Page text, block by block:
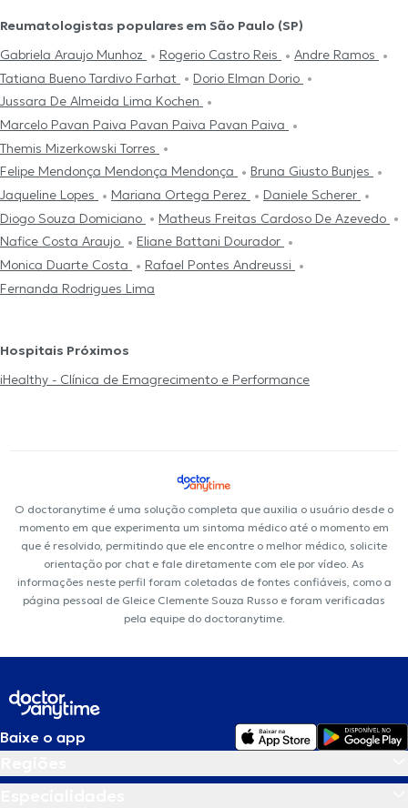
Reumatologistas populares em São Paulo (SP)
Gabriela Araujo Munhoz
Rogerio Castro Reis
Andre Ramos
Tatiana Bueno Tardivo Farhat
Dorio Elman Dorio
Jussara De Almeida Lima Kochen
Marcelo Pavan Paiva Pavan Paiva Pavan Paiva
Themis Mizerkowski Torres
Felipe Mendonça Mendonça Mendonça
Bruna Giusto Bunjes
Jaqueline Lopes
Mariana Ortega Perez
Daniele Scherer
Diogo Souza Domiciano
Matheus Freitas Cardoso De Azevedo
Nafice Costa Araujo
Eliane Battani Dourador
Monica Duarte Costa
Rafael Pontes Andreussi
Fernanda Rodrigues Lima
Hospitais Próximos
iHealthy - Clínica de Emagrecimento e Performance
O doctoranytime é uma solução completa que auxilia o usuário desde o
momento em que experimenta um sintoma médico até o momento em
que é resolvido, permitindo que ele encontre o melhor médico, solicite
orientação por chat e fale diretamente com ele por vídeo. As
informações neste perfil foram coletadas de fontes confiáveis, como a
página pessoal de Gleice Clemente Souza Russo e foram verificadas
pela equipe do doctoranytime.
Baixe o app